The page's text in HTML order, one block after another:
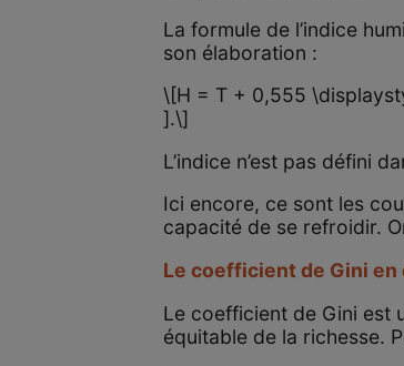
La formule de l’indice
son élaboration :
\[H = T + 0,555
].\]
L’indice n’est pas défini
Ici encore, ce sont les
capacité de se refroidir.
Le coefficient de Gini en
Le coefficient de Gini est
équitable de la richesse.